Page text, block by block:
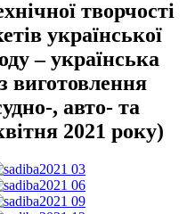
творчості
української
– українська
виготовлення
, авто- та
2021 року)